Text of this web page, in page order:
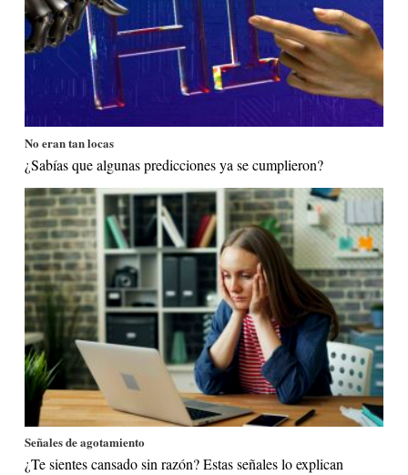
No eran tan locas
¿Sabías que algunas predicciones ya se cumplieron?
Señales de agotamiento
¿Te sientes cansado sin razón? Estas señales lo explican